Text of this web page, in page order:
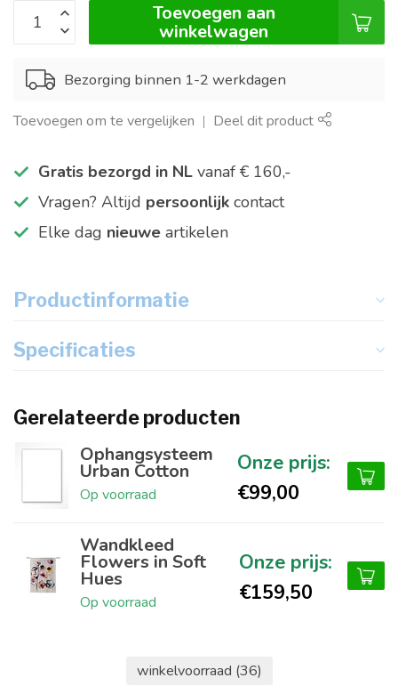
Toevoegen aan
winkelwagen
Bezorging binnen 1-2 werkdagen
Toevoegen om te vergelijken Deel dit product
Gratis bezorgd in NL vanaf € 160,-
Vragen? Altijd persoonlijk contact
Elke dag nieuwe artikelen
Productinformatie
Specificaties
Gerelateerde producten
Ophangsysteem
Urban Cotton
Op voorraad €99,00
Wandkleed
Flowers in Soft
Hues
Op voorraad €159,50
winkelvoorraad (36)